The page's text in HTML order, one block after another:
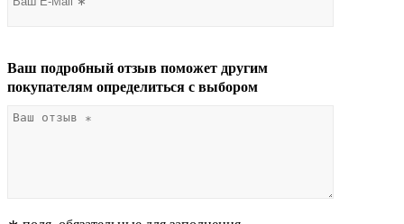
Ваш подробный отзыв поможет другим
покупателям определиться с выбором